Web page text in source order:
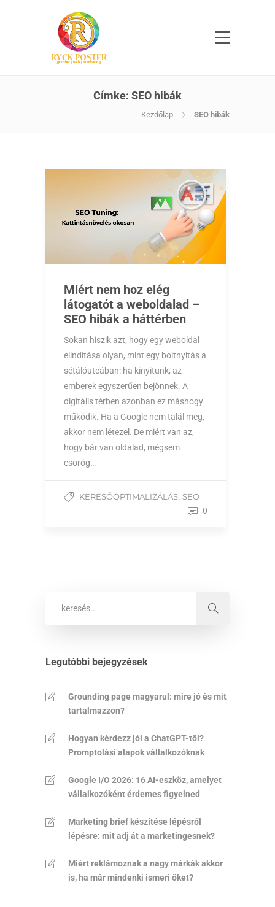
Címke: SEO hibák
Kezdőlap SEO hibák
Miért nem hoz elég
látogatót a weboldalad –
SEO hibák a háttérben
Sokan hiszik azt, hogy egy weboldal
elindítása olyan, mint egy boltnyitás a
sétálóutcában: ha kinyitunk, az
emberek egyszerűen bejönnek. A
digitális térben azonban ez máshogy
működik. Ha a Google nem talál meg,
akkor nem létezel. De miért van az,
hogy bár van oldalad, mégsem
csörög…
KERESŐOPTIMALIZÁLÁS, SEO
0
Legutóbbi bejegyzések
Grounding page magyarul: mire jó és mit
tartalmazzon?
Hogyan kérdezz jól a ChatGPT-től?
Promptolási alapok vállalkozóknak
Google I/O 2026: 16 AI-eszköz, amelyet
vállalkozóként érdemes figyelned
Marketing brief készítése lépésről
lépésre: mit adj át a marketingesnek?
Miért reklámoznak a nagy márkák akkor
is, ha már mindenki ismeri őket?